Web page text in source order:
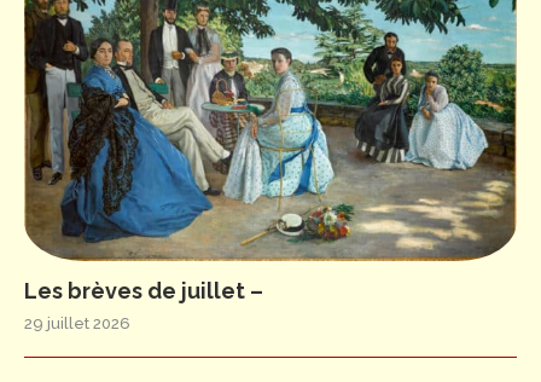
Les brèves de juillet –
29 juillet 2026